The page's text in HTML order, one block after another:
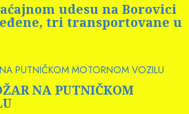
udesu na Borovici
tri transportovane u
PUTNIČKOM MOTORNOM VOZILU
NA PUTNIČKOM